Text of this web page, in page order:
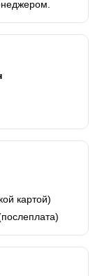
картой)